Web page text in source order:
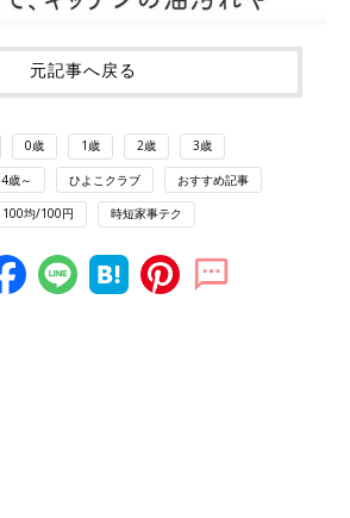
元記事へ戻る
0歳 1歳 2歳 3歳
4歳～ ひよこクラブ おすすめ記事
100均/100円 時短家事テク